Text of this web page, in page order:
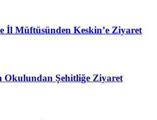
İl Müftüsünden Keskin’e Ziyaret
Okulundan Şehitliğe Ziyaret